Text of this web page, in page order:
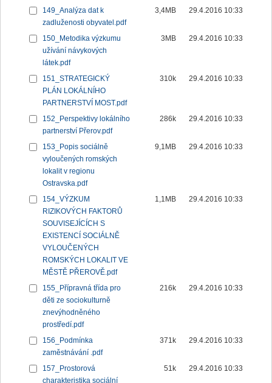
149_Analýza dat k
zadluženosti obyvatel.pdf
3,4MB 29.4.2016 10:33
150_Metodika výzkumu
užívání návykových
látek.pdf
3MB 29.4.2016 10:33
151_STRATEGICKÝ
PLÁN LOKÁLNÍHO
PARTNERSTVÍ MOST.pdf
310k 29.4.2016 10:33
152_Perspektivy lokálního
partnerství Přerov.pdf
286k 29.4.2016 10:33
153_Popis sociálně
vyloučených romských
lokalit v regionu
Ostravska.pdf
9,1MB 29.4.2016 10:33
154_VÝZKUM
RIZIKOVÝCH FAKTORŮ
SOUVISEJÍCÍCH S
EXISTENCÍ SOCIÁLNĚ
VYLOUČENÝCH
ROMSKÝCH LOKALIT VE
MĚSTĚ PŘEROVĚ.pdf
1,1MB 29.4.2016 10:33
155_Přípravná třída pro
děti ze sociokulturně
znevýhodněného
prostředí.pdf
216k 29.4.2016 10:33
156_Podmínka
zaměstnávání .pdf
371k 29.4.2016 10:33
157_Prostorová
charakteristika sociální
51k 29.4.2016 10:33